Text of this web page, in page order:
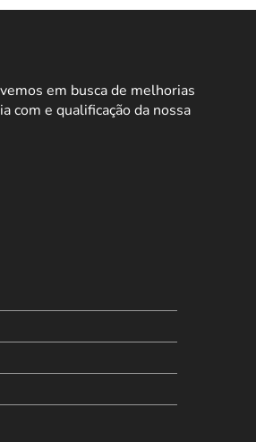
em busca de melhorias
com e qualificação da nossa